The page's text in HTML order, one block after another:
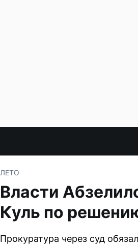
ЛЕТО
Власти
Куль по
Прокуратура через суд